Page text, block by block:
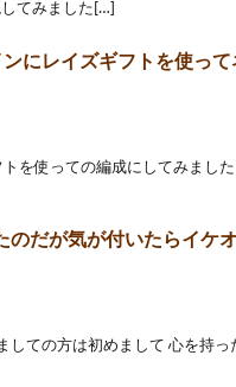
てみました[…]
にレイズギフトを使って
を使っての編成にしてみまし
のだが気が付いたらイケ
ての方は初めまして 心を持